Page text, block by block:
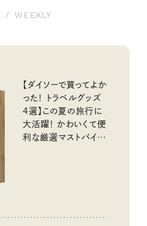
/ WEEKLY
【ダイソーで買ってよか
った！ トラベルグッズ
4選】この夏の旅行に
大活躍！ かわいくて便
利な厳選マストバイア